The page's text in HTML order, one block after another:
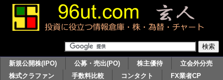
新規公開株(IPO) 公募・売出(PO) 株主優待
立会外分売
株式クラファン
手数料比較 コンタクト
FX業者CP